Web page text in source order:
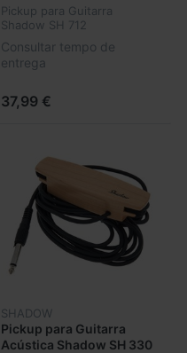
Pickup para Guitarra
Shadow SH 712
Consultar tempo de
entrega
37,99 €
SHADOW
Pickup para Guitarra
Acústica Shadow SH 330